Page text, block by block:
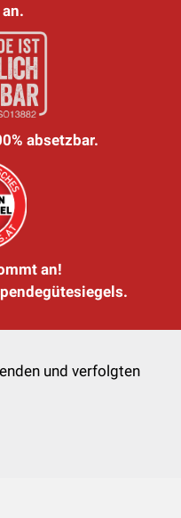
absetzbar.
an!
und verfolgten